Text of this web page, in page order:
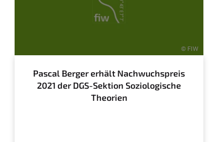
© FIW
Pascal Berger erhält Nachwuchspreis
2021 der DGS-Sektion Soziologische
Theorien